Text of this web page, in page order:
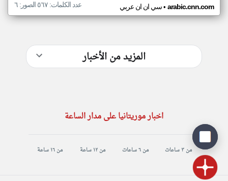
سي ان ان عربي• arabic.cnn.com عدد الكلمات: ٥٦٧ الصور: ٦
المزيد من الأخبار
اخبار موريتانيا على مدار الساعة
من ٣ ساعات من ٦ ساعات من ١٢ ساعة من ١٦ ساعة